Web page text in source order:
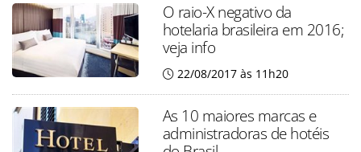
O raio-X negativo da
hotelaria brasileira em 2016;
veja info
22/08/2017 às 11h20
As 10 maiores marcas e
administradoras de hotéis